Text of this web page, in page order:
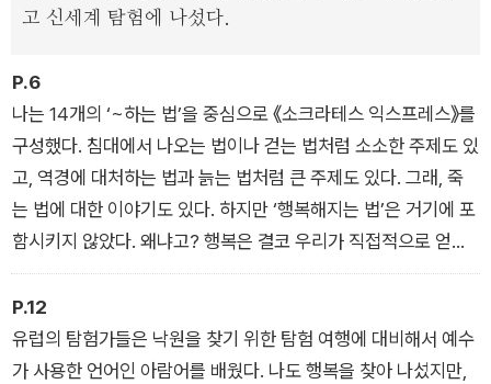
고 신세계 탐험에 나섰다.
P.6
나는 14개의 ‘~하는 법’을 중심으로 《소크라테스 익스프레스》를
구성했다. 침대에서 나오는 법이나 걷는 법처럼 소소한 주제도 있
고, 역경에 대처하는 법과 늙는 법처럼 큰 주제도 있다. 그래, 죽
는 법에 대한 이야기도 있다. 하지만 ‘행복해지는 법’은 거기에 포
함시키지 않았다. 왜냐고? 행복은 결코 우리가 직접적으로 얻는
것이 아니기 때문이다. 행복은 기분 좋은 부수효과, 좋은 인생의
부산물이다. (한국의 독자들에게)
P.12
유럽의 탐험가들은 낙원을 찾기 위한 탐험 여행에 대비해서 예수
가 사용한 언어인 아람어를 배웠다. 나도 행복을 찾아 나섰지만,